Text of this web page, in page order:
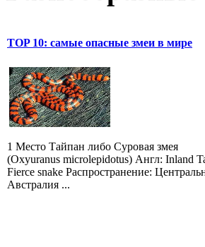
TOP 10: самые опасные змеи в мире
1 Место Тайпан либо Суровая змея
(Oxyuranus microlepidotus) Англ: Inland
Fierce snake Распространение:
Австралия ...